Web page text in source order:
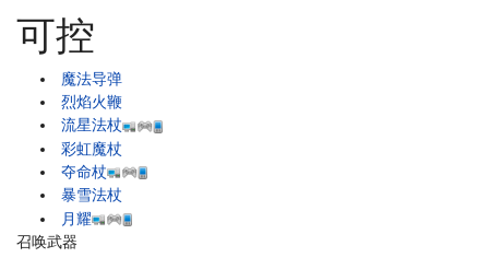
可控
魔法导弹
烈焰火鞭
流星法杖
彩虹魔杖
夺命杖
暴雪法杖
月耀
召唤武器